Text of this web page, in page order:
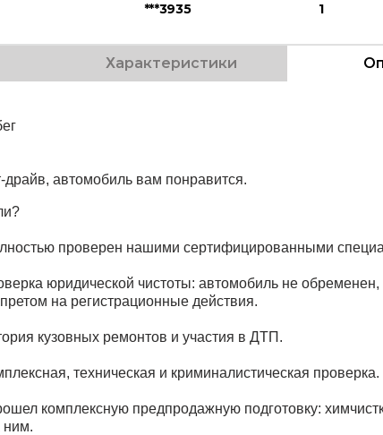
***3935 1
Характеристики
драйв, автомобиль вам понравится.
проверен нашими сертифицированными
юридической чистоты: автомобиль не
на регистрационные действия.
кузовных ремонтов и участия в ДТП.
техническая и криминалистическая проверка.
комплексную предпродажную подготовку:
ним.